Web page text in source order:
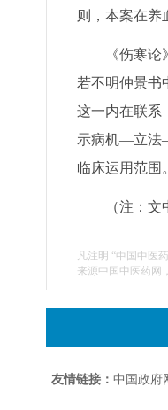
则，本案在养
《伤寒
若不明仲景书
这一内在联系
示病机—立法
临床运用范围
（注：
凡注明 “中国中医
来源中国中医药网
友情链接： 中国政府